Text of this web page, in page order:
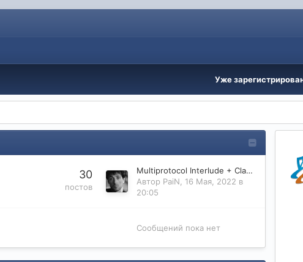
Уже
30
постов
Multiprotocol Interlude + Classic
Автор PaiN
16 Мая, 2022 в
20:05
Сообщений пока нет